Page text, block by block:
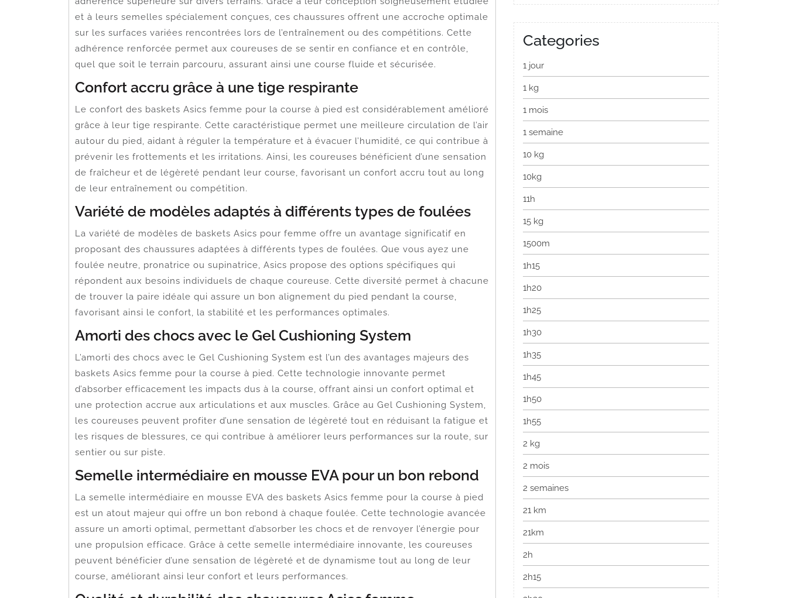
et à leurs semelles spécialement conçues, ces chaussures offrent une accroche optimale
sur les surfaces variées rencontrées lors de l’entraînement ou des compétitions. Cette
adhérence renforcée permet aux coureuses de se sentir en confiance et en contrôle,
quel que soit le terrain parcouru, assurant ainsi une course fluide et sécurisée.
Confort accru grâce à une tige respirante
Le confort des baskets Asics femme pour la course à pied est considérablement amélioré
grâce à leur tige respirante. Cette caractéristique permet une meilleure circulation de l’air
autour du pied, aidant à réguler la température et à évacuer l’humidité, ce qui contribue à
prévenir les frottements et les irritations. Ainsi, les coureuses bénéficient d’une sensation
de fraîcheur et de légèreté pendant leur course, favorisant un confort accru tout au long
de leur entraînement ou compétition.
Variété de modèles adaptés à différents types de foulées
La variété de modèles de baskets Asics pour femme offre un avantage significatif en
proposant des chaussures adaptées à différents types de foulées. Que vous ayez une
foulée neutre, pronatrice ou supinatrice, Asics propose des options spécifiques qui
répondent aux besoins individuels de chaque coureuse. Cette diversité permet à chacune
de trouver la paire idéale qui assure un bon alignement du pied pendant la course,
favorisant ainsi le confort, la stabilité et les performances optimales.
Amorti des chocs avec le Gel Cushioning System
L’amorti des chocs avec le Gel Cushioning System est l’un des avantages majeurs des
baskets Asics femme pour la course à pied. Cette technologie innovante permet
d’absorber efficacement les impacts dus à la course, offrant ainsi un confort optimal et
une protection accrue aux articulations et aux muscles. Grâce au Gel Cushioning System,
les coureuses peuvent profiter d’une sensation de légèreté tout en réduisant la fatigue et
les risques de blessures, ce qui contribue à améliorer leurs performances sur la route, sur
sentier ou sur piste.
Semelle intermédiaire en mousse EVA pour un bon rebond
La semelle intermédiaire en mousse EVA des baskets Asics femme pour la course à pied
est un atout majeur qui offre un bon rebond à chaque foulée. Cette technologie avancée
assure un amorti optimal, permettant d’absorber les chocs et de renvoyer l’énergie pour
une propulsion efficace. Grâce à cette semelle intermédiaire innovante, les coureuses
peuvent bénéficier d’une sensation de légèreté et de dynamisme tout au long de leur
course, améliorant ainsi leur confort et leurs performances.
Categories
1 jour
1 kg
1 mois
1 semaine
10 kg
10kg
11h
15 kg
1500m
1h15
1h20
1h25
1h30
1h35
1h45
1h50
1h55
2 kg
2 mois
2 semaines
21 km
21km
2h
2h15